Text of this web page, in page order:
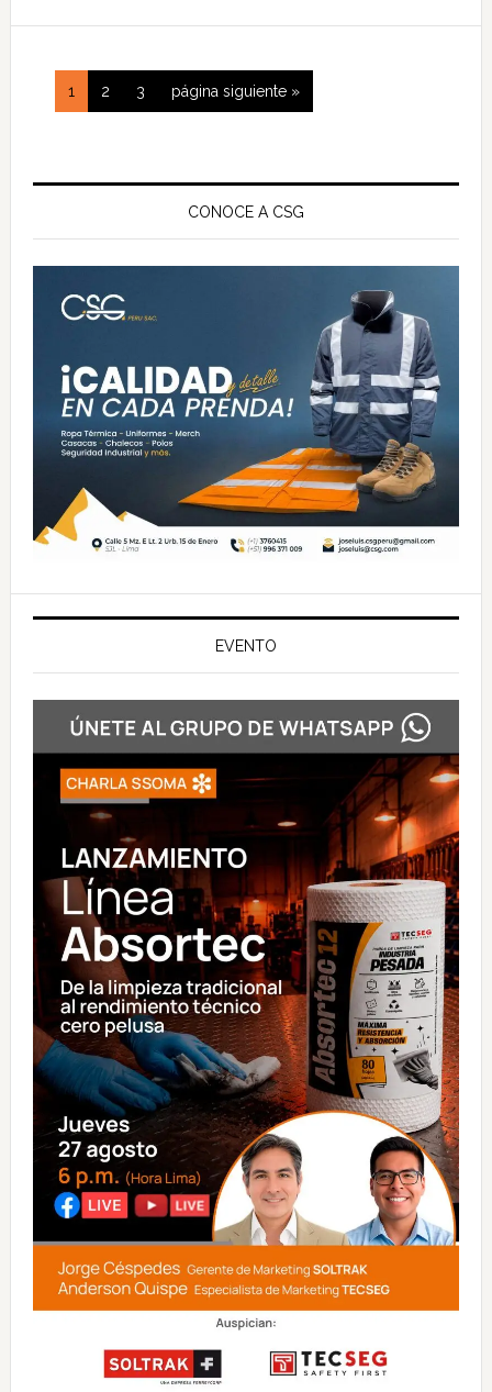
eléctricos
en
mantenimiento
Página
1 Página
2 Página
3
Ir
a
página siguiente »
Barra
principal
CONOCE A CSG
EVENTO